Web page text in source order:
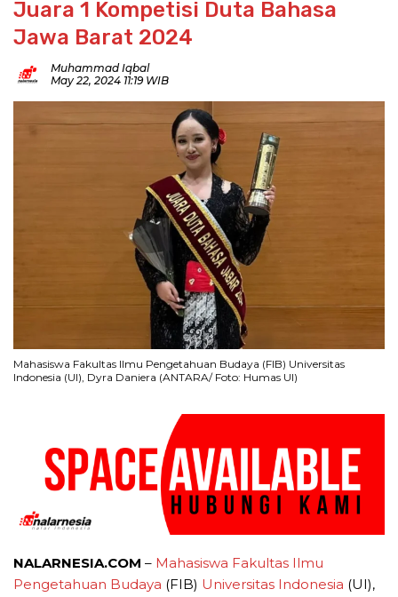
Juara 1 Kompetisi Duta Bahasa
Jawa Barat 2024
Muhammad Iqbal
May 22, 2024 11:19 WIB
Mahasiswa Fakultas Ilmu Pengetahuan Budaya (FIB) Universitas
Indonesia (UI), Dyra Daniera (ANTARA/ Foto: Humas UI)
NALARNESIA.COM – Mahasiswa Fakultas Ilmu
Pengetahuan Budaya (FIB) Universitas Indonesia (UI),